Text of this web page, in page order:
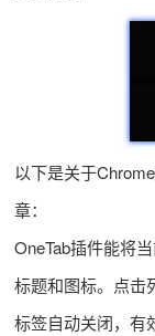
以下是关于
章：
OneTab插件能将
标题和图标。点击
标签自动关闭，有